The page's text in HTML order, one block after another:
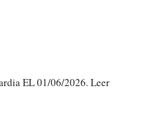
EL 01/06/2026. Leer